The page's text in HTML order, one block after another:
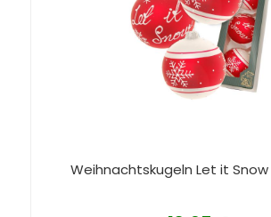
Weihnachtskugeln Let it